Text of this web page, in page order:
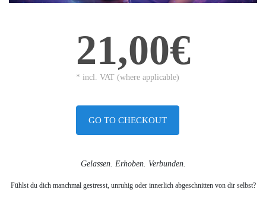
21,00€
* incl. VAT (where applicable)
GO TO CHECKOUT
Gelassen. Erhoben. Verbunden.
Fühlst du dich manchmal gestresst, unruhig oder innerlich abgeschnitten von dir selbst?